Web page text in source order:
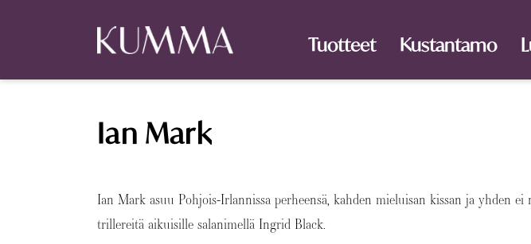
Tuotteet Kustantamo
Ian Mark
Ian Mark asuu Pohjois-Irlannissa perheensä, kahden mieluisan kissan ja yhden
trillereitä aikuisille salanimellä Ingrid Black.